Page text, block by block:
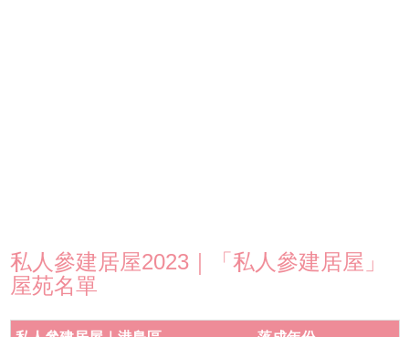
私人參建居屋2023｜「私人參建居屋」
屋苑名單